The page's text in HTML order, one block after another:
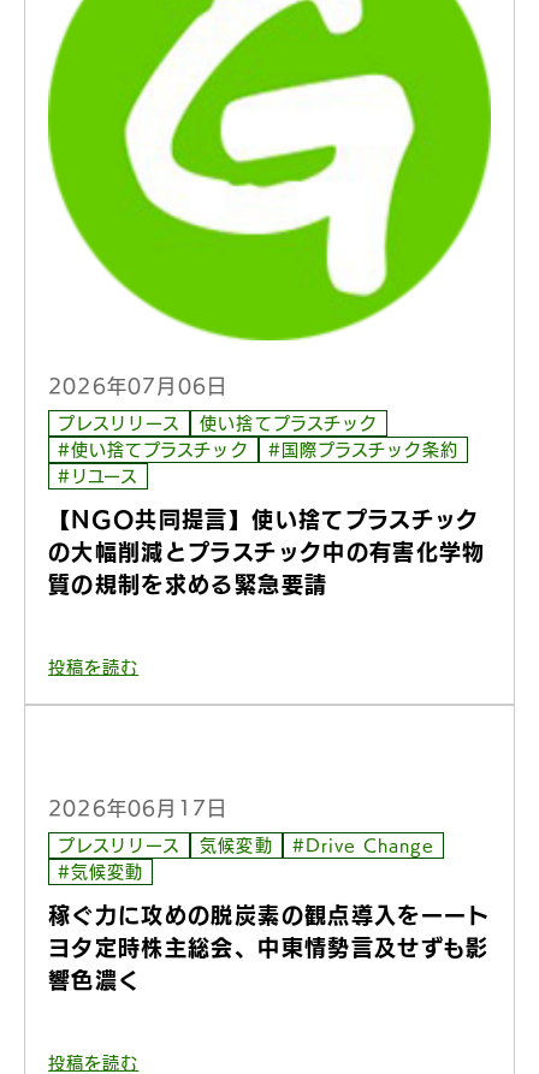
2026年07月06日
プレスリリース
使い捨てプラスチック
#使い捨てプラスチック
#国際プラスチック条約
#リユース
【NGO共同提言】使い捨てプラスチック
の大幅削減とプラスチック中の有害化学物
質の規制を求める緊急要請
投稿を読む
2026年06月17日
プレスリリース 気候変動
#Drive Change
#気候変動
稼ぐ力に攻めの脱炭素の観点導入をーート
ヨタ定時株主総会、中東情勢言及せずも影
響色濃く
投稿を読む